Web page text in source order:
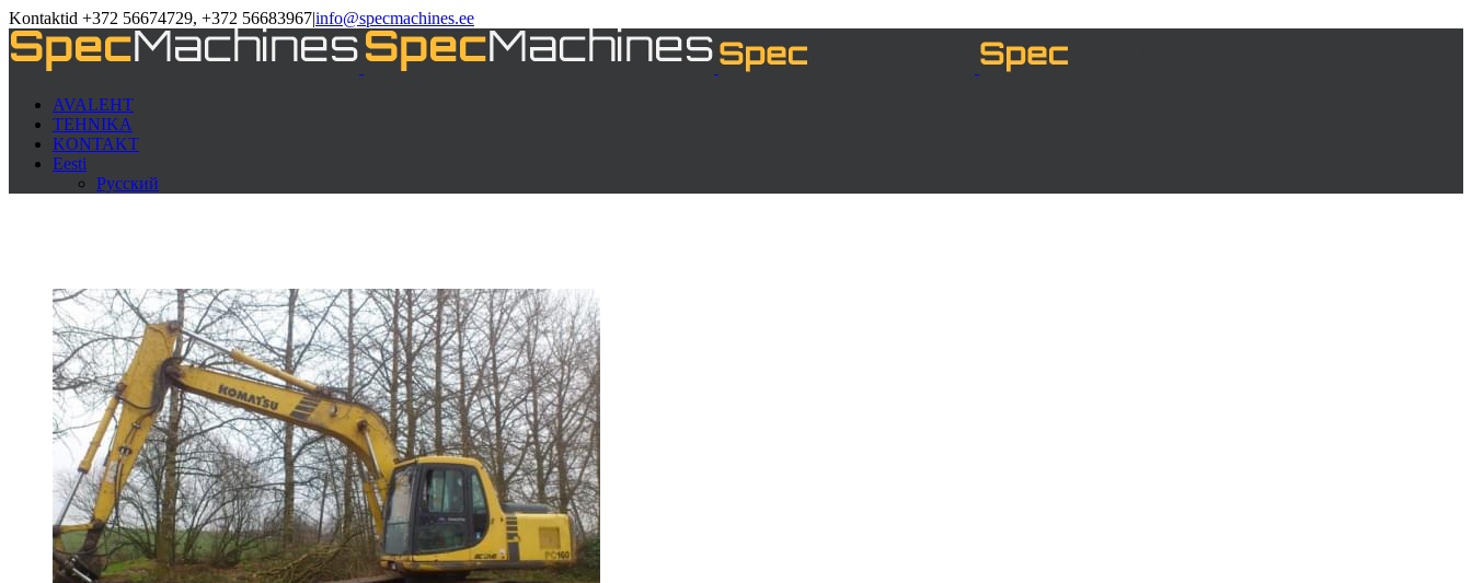
Kontaktid +372 56674729, +372 56683967|info@specmachines.ee
AVALEHT
TEHNIKA
KONTAKT
Eesti
Русский